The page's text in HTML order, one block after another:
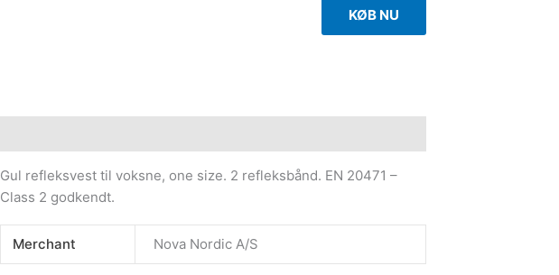
KØB NU
Gul refleksvest til voksne, one size. 2 refleksbånd. EN 20471 –
Class 2 godkendt.
Merchant Nova Nordic A/S